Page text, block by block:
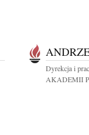
Dyrekcja i
AKADEMII